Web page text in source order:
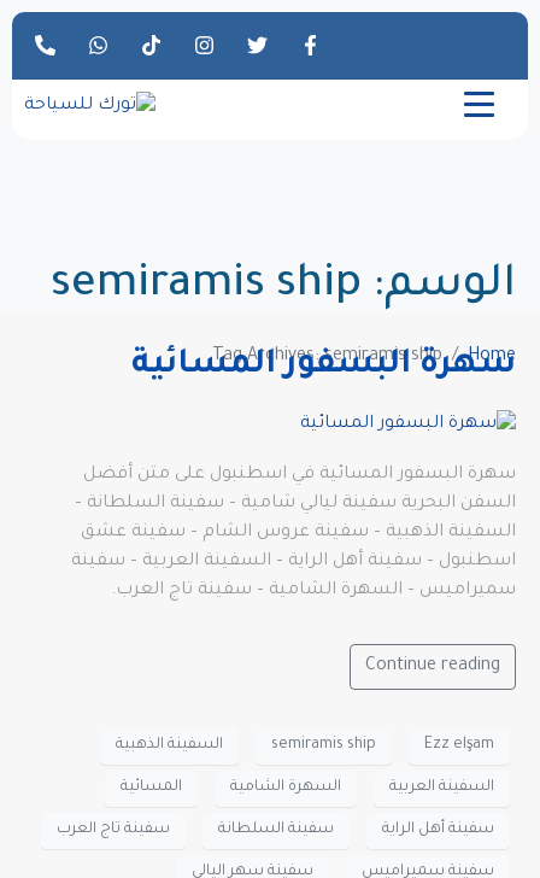
الوسم: semiramis ship
Home
Tag Archives: semiramis ship
سهرة البسفور المسائية
سهرة البسفور المسائية في اسطنبول على متن أفضل
السفن البحرية سفينة ليالي شامية – سفينة السلطانة –
السفينة الذهبية – سفينة عروس الشام – سفينة عشق
اسطنبول – سفينة أهل الراية – السفينة العربية – سفينة
سميراميس – السهرة الشامية – سفينة تاج العرب.
Continue reading
Ezz elşam
semiramis ship السفينة الذهبية
السفينة العربية السهرة الشامية المسائية
سفينة أهل الراية سفينة السلطانة سفينة تاج العرب
سفينة سميراميس سفينة سهر اليالي